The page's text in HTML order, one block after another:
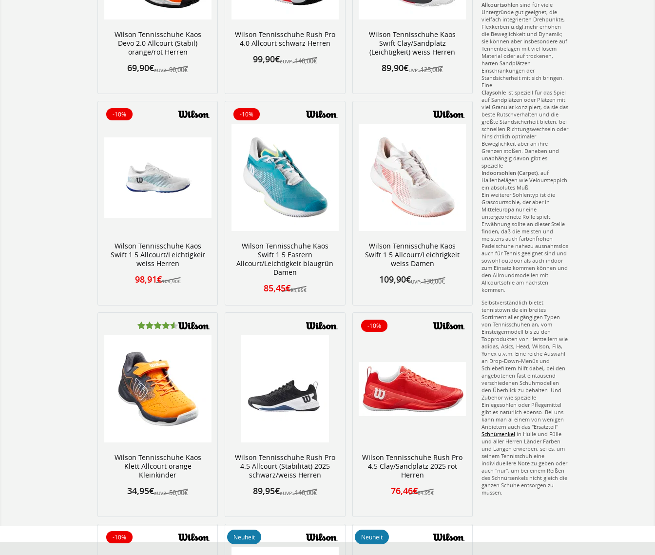
Wilson Tennisschuhe Kaos
Devo 2.0 Allcourt (Stabil)
orange/rot Herren
eUVP: 90,00€
69,90€
Wilson Tennisschuhe Rush Pro
4.0 Allcourt schwarz Herren
eUVP: 140,00€
99,90€
Wilson Tennisschuhe Kaos
Swift Clay/Sandplatz
(Leichtigkeit) weiss Herren
UVP: 125,00€
89,90€
Wilson Tennisschuhe Kaos
Swift 1.5 Allcourt/Leichtigkeit
weiss Herren
109,90€
98,91€
-10%
10% reduziert
Wilson Tennisschuhe Kaos
Swift 1.5 Eastern
Allcourt/Leichtigkeit blaugrün
Damen
94,95€
85,45€
-10%
10% reduziert
Wilson Tennisschuhe Kaos
Swift 1.5 Allcourt/Leichtigkeit
weiss Damen
UVP: 130,00€
109,90€
Wilson Tennisschuhe Kaos
Klett Allcourt orange
Kleinkinder
eUVP: 50,00€
34,95€
Wilson Tennisschuhe Rush Pro
4.5 Allcourt (Stabilität) 2025
schwarz/weiss Herren
eUVP: 140,00€
89,95€
Wilson Tennisschuhe Rush Pro
4.5 Clay/Sandplatz 2025 rot
Herren
84,95€
76,46€
-10%
10% reduziert
-10%
10% reduziert
Neuheit Neuheit
Allcourtsohlen sind für viele
Untergründe gut geeignet, die
vielfach integrierten Drehpunkte,
Flexkerben u.dgl.mehr erhöhen
die Beweglichkeit und Dynamik;
sie können aber insbesondere auf
Tennenbelägen mit viel losem
Material oder auf trockenen,
harten Sandplätzen
Einschränkungen der
Standsicherheit mit sich bringen.
Eine
Claysohle ist speziell für das Spiel
auf Sandplätzen oder Plätzen mit
viel Granulat konzipiert, da sie das
beste Rutschverhalten und die
größte Standsicherheit bieten, bei
schnellen Richtungswechseln oder
hinsichtlich optimaler
Beweglichkeit aber an ihre
Grenzen stoßen. Daneben und
unabhängig davon gibt es
spezielle
Indoorsohlen (Carpet), auf
Hallenbelägen wie Veloursteppich
ein absolutes Muß.
Ein weiterer Sohlentyp ist die
Grascourtsohle, der aber in
Mitteleuropa nur eine
untergeordnete Rolle spielt.
Erwähnung sollte an dieser Stelle
finden, daß die meisten und
meistens auch farbenfrohen
Padelschuhe nahezu ausnahmslos
auch für Tennis geeignet sind und
sowohl outdoor als auch indoor
zum Einsatz kommen können und
den Allroundmodellen mit
Allcourtsohle am nächsten
kommen.
Selbstverständlich bietet
tennistown.de ein breites
Sortiment aller gängigen Typen
von Tennisschuhen an, vom
Einsteigermodell bis zu den
Topprodukten von Herstellern wie
adidas, Asics, Head, Wilson, Fila,
Yonex u.v.m. Eine reiche Auswahl
an Drop-Down-Menüs und
Schiebefiltern hilft dabei, bei den
angebotenen fast eintausend
verschiedenen Schuhmodellen
den Überblick zu behalten. Und
Zubehör wie spezielle
Einlegesohlen oder Pflegemittel
gibt es natürlich ebenso. Bei uns
kann man al einem von wenigen
Anbietern auch das "Ersatzteil"
Schnürsenkel in Hülle und Fülle
und aller Herren Länder Farben
und Längen erwerben, sei es, um
seinem Tennisschuh eine
individuellere Note zu geben oder
auch "nur", um bei einem Reißen
des Schnürsenkels nicht gleich die
ganzen Schuhe entsorgen zu
müssen.